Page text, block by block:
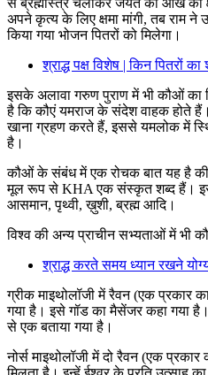
अपने कृत्य के लिए क्षमा मांगी, तब राम ने
किया गया भोजन पितरों को मिलेगा।
श्राद्ध पक्ष विशेष | किन पितरों
इसके अलावा गरुण पुराण में भी कौओं का
है कि कौएं यमराज के संदेश वाहक होते
खाना ग्रहण करते हैं, इससे यमलोक में
है।
कौओं के संबंध में एक रोचक बात यह है
मूल रूप से KHA एक संस्कृत शब्द हैं।
आसमान, पृथ्वी, ख़ुशी, ब्रह्म आदि।
विश्व की अन्य प्राचीन सभ्यताओं में भी
श्राद्ध करते समय ध्यान रखने
ग्रीक माइथोलॉजी में रैवन (एक प्रकार
गया है। इसे गॉड का मैसेंजर कहा गया है।
से एक बताया गया है।
नोर्स माइथोलॉजी में दो रैवन (एक